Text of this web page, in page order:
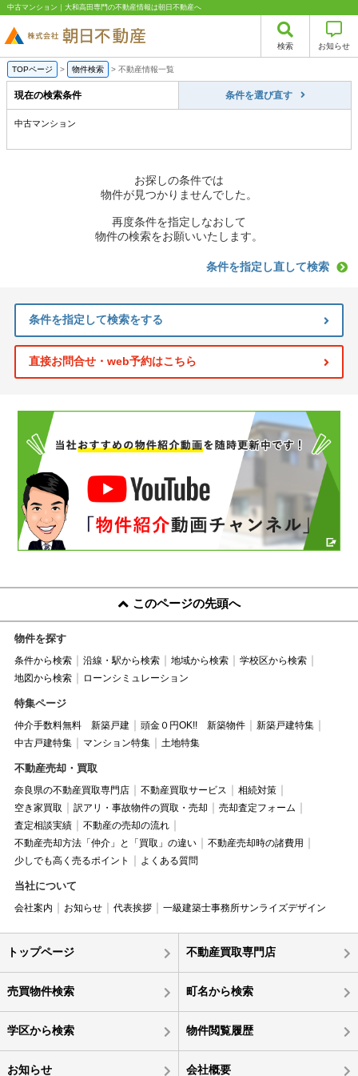
中古マンション｜大和高田専門の不動産情報は朝日不動産へ
検索 お知らせ
TOPページ > 物件検索 > 不動産情報一覧
現在の検索条件 条件を選び直す
中古マンション
お探しの条件では
物件が見つかりませんでした。
再度条件を指定しなおして
物件の検索をお願いいたします。
条件を指定し直して検索
条件を指定して検索をする
直接お問合せ・web予約はこちら
このページの先頭へ
物件を探す
条件から検索 沿線・駅から検索 地域から検索
学校区から検索
地図から検索
ローンシミュレーション
特集ページ
仲介手数料無料 新築戸建 頭金０円OK!! 新築物件
新築戸建特集
中古戸建特集
マンション特集 土地特集
不動産売却・買取
奈良県の不動産買取専門店 不動産買取サービス
相続対策
空き家買取
訳アリ・事故物件の買取・売却
売却査定フォーム
査定相談実績
不動産の売却の流れ
不動産売却方法「仲介」と「買取」の違い
不動産売却時の諸費用
少しでも高く売るポイント
よくある質問
当社について
会社案内 お知らせ 代表挨拶 一級建築士事務所サンライズデザイン
トップページ 不動産買取専門店
売買物件検索 町名から検索
学区から検索 物件閲覧履歴
お知らせ 会社概要